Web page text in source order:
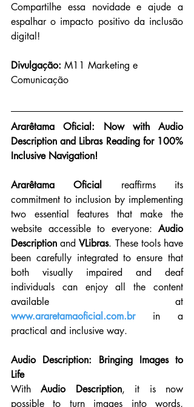
Compartilhe essa novidade e ajude a
espalhar o impacto positivo da inclusão
digital!
Divulgação: M11 Marketing e
Comunicação
Ararêtama Oficial: Now with Audio
Description and Libras Reading for 100%
Inclusive Navigation!
Ararêtama Oficial
reaffirms its
commitment to inclusion by implementing
two essential features that make the
website accessible to everyone: Audio
Description and VLibras. These tools have
been carefully integrated to ensure that
both visually impaired and deaf
individuals can enjoy all the content
www.araretamaoficial.com.br in a
practical and inclusive way.
Audio Description: Bringing Images to
Life
With Audio Description, it is now
possible to turn images into words,